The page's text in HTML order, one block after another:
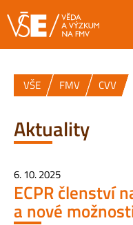
VŠE FMV CVV
Aktuality
6. 10. 2025
ECPR členství
a nové